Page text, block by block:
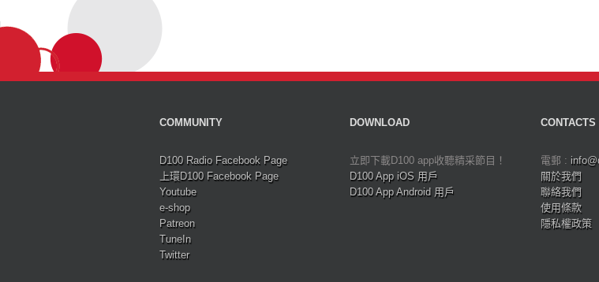
COMMUNITY
D100 Radio Facebook Page
上環D100 Facebook Page
Youtube
e-shop
Patreon
TuneIn
Twitter
DOWNLOAD
立即下載D100 app收聽精采節目！
D100 App iOS 用戶
D100 App Android 用戶
CONTACTS
電郵 :
關於我們
聯絡我們
使用條款
隱私權政策